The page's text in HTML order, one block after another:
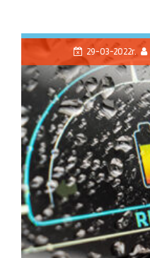
29-03-2022r.